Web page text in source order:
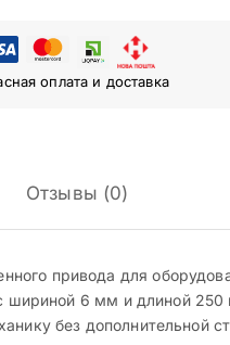
оплата и доставка
Отзывы (0)
привода для
6 мм и длиной
без дополнительной